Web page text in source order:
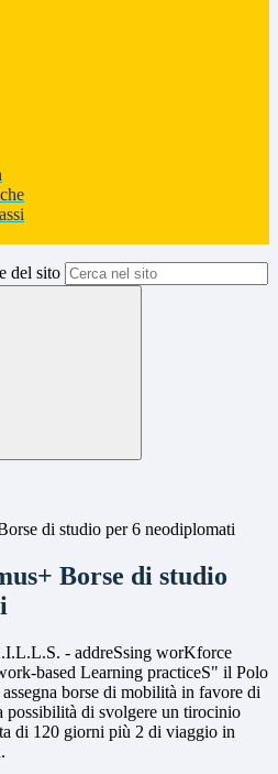
del sito
di studio per 6 neodiplomati
Borse di studio
- addreSsing worKforce
based Learning practiceS" il Polo
borse di mobilità in favore di
possibilità di svolgere un tirocinio
di 120 giorni più 2 di viaggio in